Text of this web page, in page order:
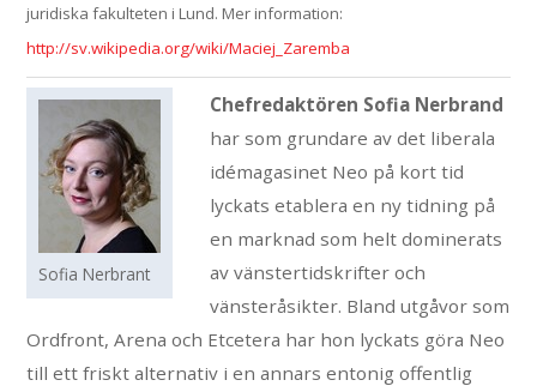
juridiska fakulteten i Lund. Mer information:
http://sv.wikipedia.org/wiki/Maciej_Zaremba
Sofia Nerbrant
Chefredaktören Sofia Nerbrand
har som grundare av det liberala
idémagasinet Neo på kort tid
lyckats etablera en ny tidning på
en marknad som helt dominerats
av vänstertidskrifter och
vänsteråsikter. Bland utgåvor som
Ordfront, Arena och Etcetera har hon lyckats göra Neo
till ett friskt alternativ i en annars entonig offentlig